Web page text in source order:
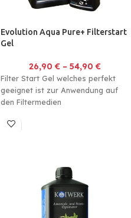
Evolution Aqua Pure+ Filterstart
Gel
26,90 € – 54,90 €
Filter Start Gel welches perfekt
geeignet ist zur Anwendung auf
den Filtermedien